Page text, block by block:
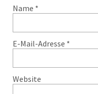
Name *
E-Mail-Adresse *
Website